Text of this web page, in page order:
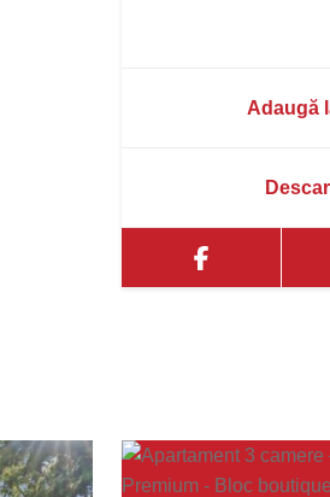
Adaugă